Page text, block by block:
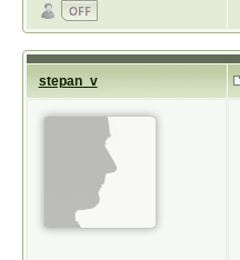
stepan_v